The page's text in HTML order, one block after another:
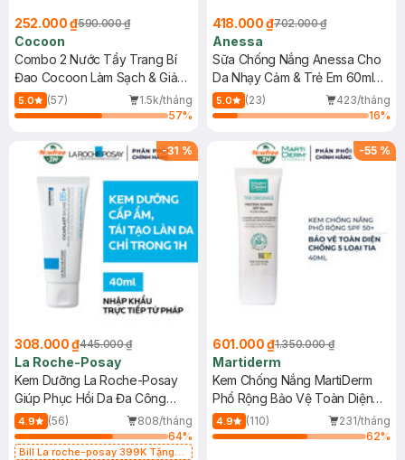
252.000 ₫590.000 ₫
Cocoon
Combo 2 Nước Tẩy Trang Bí
Đao Cocoon Làm Sạch & Giảm
Dầu 500ml
5.0 (57)
1.5k/tháng
57%
418.000 ₫702.000 ₫
Anessa
Sữa Chống Nắng Anessa Cho
Da Nhạy Cảm & Trẻ Em 60ml
(Mới)
5.0 (23)
423/tháng
16%
-31 %
308.000 ₫445.000 ₫
La Roche-Posay
Kem Dưỡng La Roche-Posay
Giúp Phục Hồi Da Đa Công
Dụng 40ml
4.9 (56)
808/tháng
64%
Bill La roche-posay 399K Tặng
-55 %
601.000 ₫1.350.000 ₫
Martiderm
Kem Chống Nắng MartiDerm
Phổ Rộng Bảo Vệ Toàn Diện
40ml
4.9 (110)
231/tháng
62%